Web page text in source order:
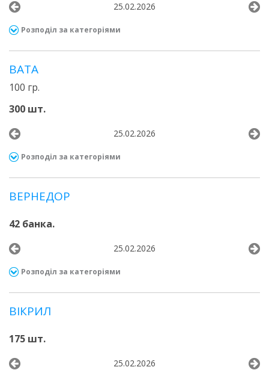
25.02.2026
Розподіл за категоріями
ВАТА
100 гр.
300 шт.
25.02.2026
Розподіл за категоріями
ВЕРНЕДОР
42 банка.
25.02.2026
Розподіл за категоріями
ВІКРИЛ
175 шт.
25.02.2026